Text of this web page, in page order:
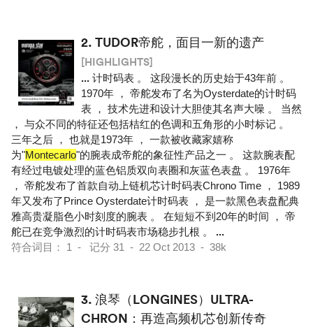
2. TUDOR帝舵，面目一新的遗产
[HIGHLIGHTS]
... 计时码表 。 这段漫长的历史始于43年前 。
1970年 ， 帝舵发布了名为Oysterdate的计时码
表 ， 技术先进和设计大胆使其名声大噪 。 当然
， 与众不同的特征还包括桔红的色调和五角形的小时标记 。
三年之后 ， 也就是1973年 ， 一款被收藏家嬉称
为"Montecarlo"的腕表成帝舵的象征性产品之一 。 这款腕表配
有经过电镀处理的蓝色铝质双向表圈和灰蓝色表盘 。 1976年
， 帝舵发布了首款自动上链机芯计时码表Chrono Time ， 1989
年又发布了Prince Oysterdate计时码表 ， 是一款黑色表盘配典
雅高贵凝脂色小时刻度的腕表 。 在短短不到20年的时间 ， 帝
舵已在竞争激烈的计时码表市场稳步扎根 。 ...
符合词目： 1 - 记分 31 - 22 Oct 2013 - 38k
3. 浪琴（LONGINES）ULTRA-
CHRON：再造高频机芯创新传奇